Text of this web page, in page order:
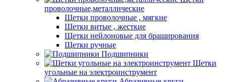
проволочные,металлические
Щетки проволочные , мягкие
Щетки витые , жесткие
Щетки нейлоновые для браширования
Щетки ручные
Подшипники
Щетки
угольные на электроинструмент